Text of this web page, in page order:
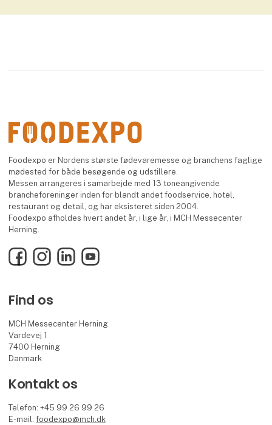
Foodexpo er Nordens største fødevaremesse og branchens faglige
mødested for både besøgende og udstillere.
Messen arrangeres i samarbejde med 13 toneangivende
brancheforeninger inden for blandt andet foodservice, hotel,
restaurant og detail, og har eksisteret siden 2004.
Foodexpo afholdes hvert andet år, i lige år, i MCH Messecenter
Herning.
FacebookInstagramLinkedInYouTube
Find os
MCH Messecenter Herning
Vardevej 1
7400 Herning
Danmark
Kontakt os
Telefon: +45 99 26 99 26
E-mail:foodexpo@mch.dk